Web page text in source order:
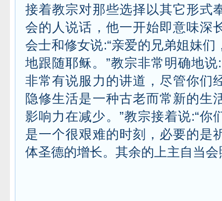
接着教宗对那些选择以其它形式
会的人说话，他一开始即意味深
会士和修女说:“亲爱的兄弟姐妹们
地跟随耶稣。”教宗非常明确地说
非常有说服力的讲道，尽管你们
隐修生活是一种古老而常新的生
影响力在减少。”教宗接着说:“你
是一个很艰难的时刻，必要的是
体圣德的增长。其余的上主自当会